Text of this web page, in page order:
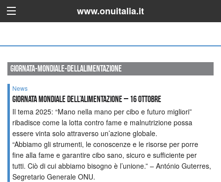
www.onuitalia.it
giornata-mondiale-dellalimentazione
News
Giornata Mondiale dell’Alimentazione – 16 ottobre
Il tema 2025: “Mano nella mano per cibo e futuro migliori”
ribadisce come la lotta contro fame e malnutrizione possa
essere vinta solo attraverso un’azione globale.
“Abbiamo gli strumenti, le conoscenze e le risorse per porre
fine alla fame e garantire cibo sano, sicuro e sufficiente per
tutti. Ciò di cui abbiamo bisogno è l’unione.” – António Guterres,
Segretario Generale ONU.